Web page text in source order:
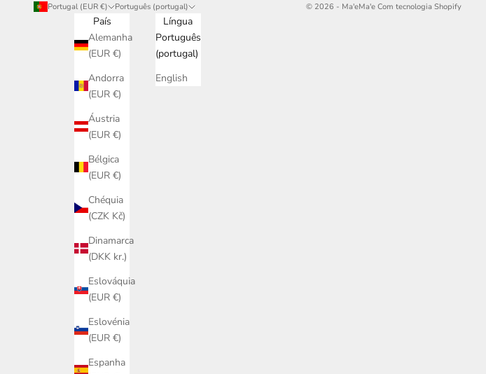
Portugal (EUR €)
País
Alemanha
(EUR €)
Andorra
(EUR €)
Áustria
(EUR €)
Bélgica
(EUR €)
Chéquia
(CZK Kč)
Dinamarca
(DKK kr.)
Eslováquia
(EUR €)
Eslovénia
(EUR €)
Espanha
Português (portugal)
Língua
Português
(portugal)
English
© 2026 - Ma'eMa'e Com tecnologia Shopify